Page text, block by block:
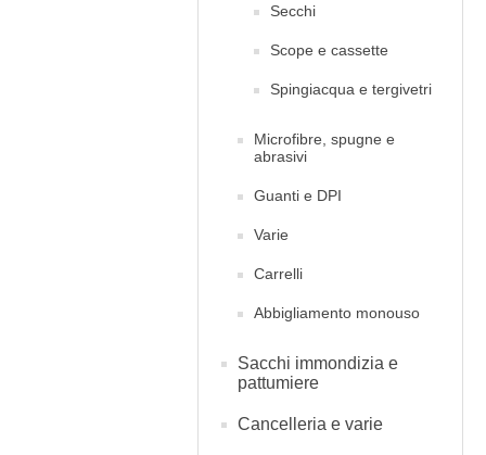
Secchi
Scope e cassette
Spingiacqua e tergivetri
Microfibre, spugne e
abrasivi
Guanti e DPI
Varie
Carrelli
Abbigliamento monouso
Sacchi immondizia e
pattumiere
Cancelleria e varie